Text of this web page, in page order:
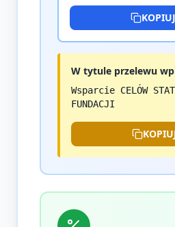
KOPIUJ
W tytule przelewu
Wsparcie CELÓW
FUNDACJI